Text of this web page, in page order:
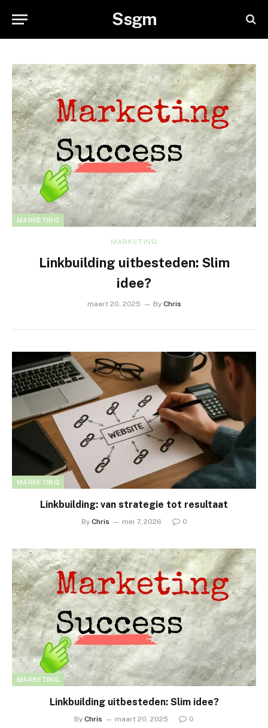
Ssgm
MARKETING
MARKETING
Linkbuilding uitbesteden: Slim
idee?
maart 20, 2025 By Chris
MARKETING
Linkbuilding: van strategie tot resultaat
By Chris mei 7, 2026 0
MARKETING
Linkbuilding uitbesteden: Slim idee?
By Chris maart 20, 2025 0